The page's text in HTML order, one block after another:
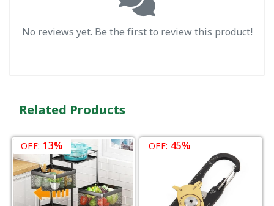
No reviews yet. Be the first to review this product!
Related Products
OFF: 13% OFF: 45%